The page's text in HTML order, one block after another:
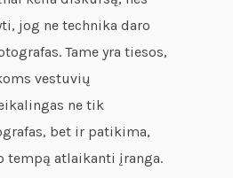
jog ne technika daro
Tame yra tiesos,
vestuvių
ne tik
bet ir patikima,
tempą atlaikanti įranga.